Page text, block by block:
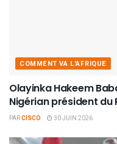
COMMENT VA L'AFRIQUE
Olayinka Hakeem
Nigérian président
PARCISCO 30 JUIN 2026